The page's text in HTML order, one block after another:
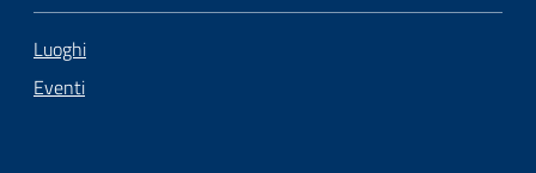
Luoghi
Eventi